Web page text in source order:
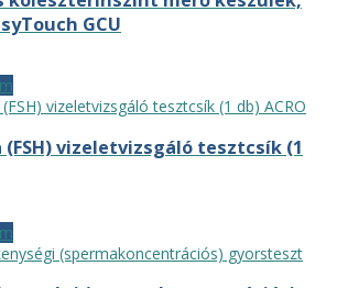
GCU
(FSH) vizeletvizsgáló tesztcsík (1